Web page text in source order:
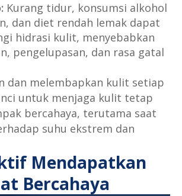
Kurang tidur, konsumsi alkohol
dan diet rendah lemak dapat
hidrasi kulit, menyebabkan
pengelupasan, dan rasa gatal
dan melembapkan kulit setiap
untuk menjaga kulit tetap
bercahaya, terutama saat
suhu ekstrem dan
Mendapatkan
Bercahaya